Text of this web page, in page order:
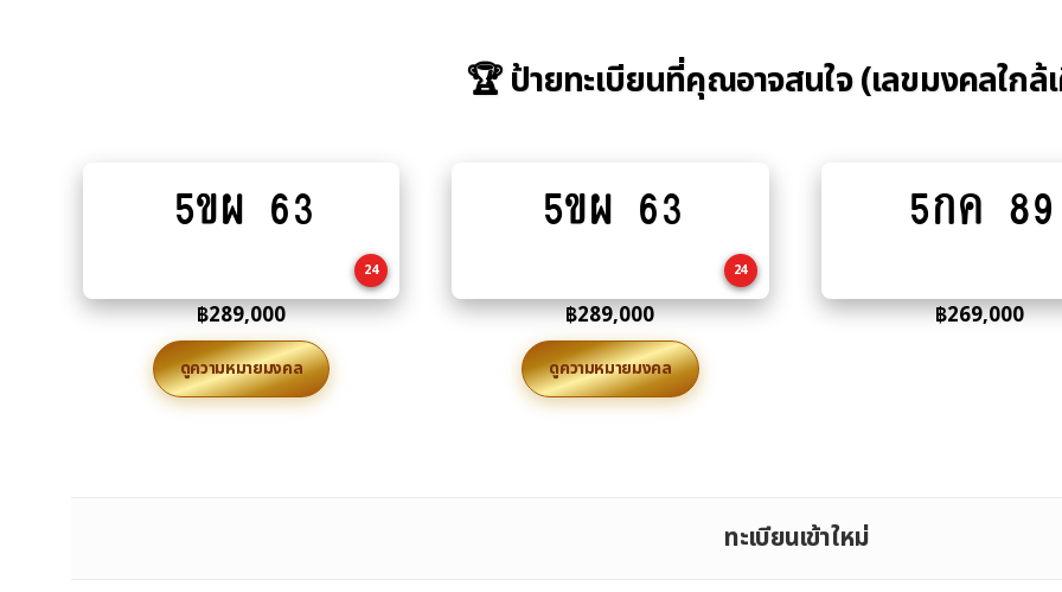
🏆 ป้ายทะเบียนที่คุณอาจสนใจ (เลขมงคลใกล้
Add
to
5ขผ 63
24
฿289,000
ดูความหมายมงคล
Add
to
5ขผ 63
24
฿289,000
ดูความหมายมงคล
Add
to
5กค 89
฿269,000
ทะเบียนเข้าใหม่